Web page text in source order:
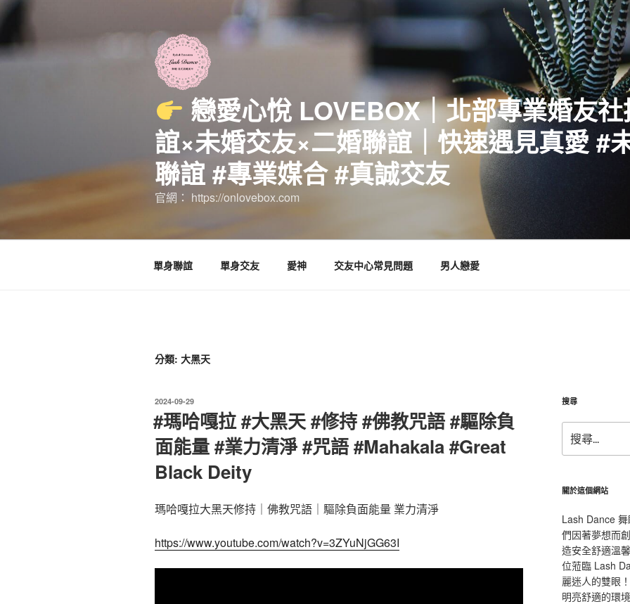
跳
至
主
要
戀愛心悅 LOVEBOX｜北部專業婚友
誼×未婚交友×二婚聯誼｜快速遇見真愛 #
聯誼 #專業媒合 #真誠交友
官網： https://onlovebox.com
單身聯誼 單身交友 愛神 交友中心常見問題 男人戀愛
分類: 大黑天
發
於
2024-09-29
#瑪哈嘎拉 #大黑天 #修持 #佛教咒語 #驅除負
面能量 #業力清淨 #咒語 #Mahakala #Great
Black Deity
瑪哈嘎拉大黑天修持｜佛教咒語｜驅除負面能量 業力清淨
https://www.youtube.com/watch?v=3ZYuNjGG63I
搜尋
尋
關
字:
關於這個網站
Lash Dance
們因著夢想而
造安全舒適溫
位蒞臨 Lash
麗迷人的雙眼
明亮舒適的環